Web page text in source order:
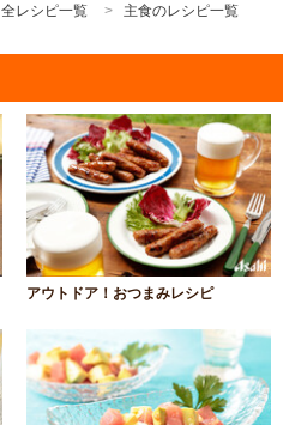
全レシピ一覧 主食のレシピ一覧
アウトドア！おつまみレシピ